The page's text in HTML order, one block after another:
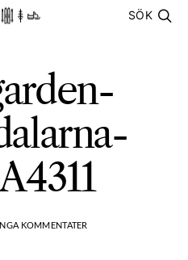
SÖK
KOMMENTATER